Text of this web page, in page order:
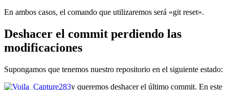
En ambos casos, el comando que utilizaremos será «git reset».
Deshacer el commit perdiendo las
modificaciones
Supongamos que tenemos nuestro repositorio en el siguiente estado:
y queremos deshacer el último commit. En este